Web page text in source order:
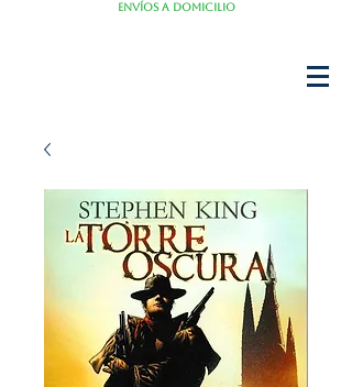
Envíos a domicilio